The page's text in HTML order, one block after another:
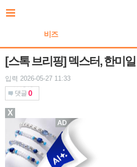
문
기
비즈
[스톡 브리핑] 덱스터, 한미
입력 2026-05-27 11:33
댓글 0
X